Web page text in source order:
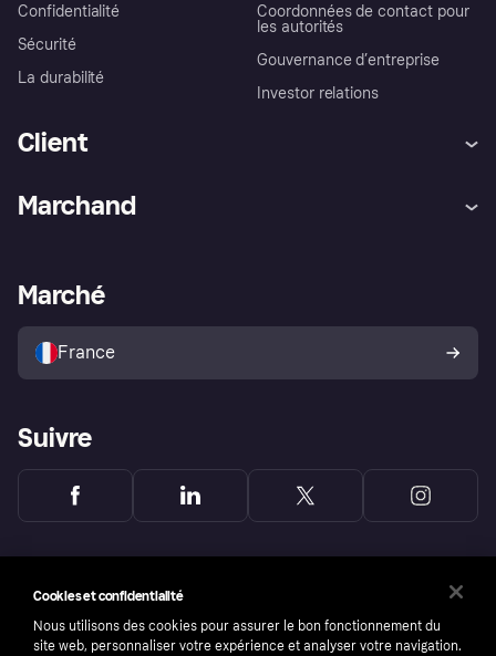
Confidentialité
Sécurité
La durabilité
Coordonnées de contact pour
les autorités
Gouvernance d’entreprise
Investor relations
Client
Explorez les magasins
Politique de protection de
l’acheteur Klarna
Marchand
Portail Marchand
Marché
France
Suivre
Cookies et confidentialité
Nous utilisons des cookies pour assurer le bon fonctionnement du
site web, personnaliser votre expérience et analyser votre navigation.